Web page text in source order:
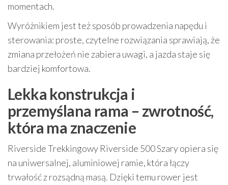
momentach.
Wyróżnikiem jest też sposób prowadzenia napędu i
sterowania: proste, czytelne rozwiązania sprawiają, że
zmiana przełożeń nie zabiera uwagi, a jazda staje się
bardziej komfortowa.
Lekka konstrukcja i
przemyślana rama – zwrotność,
która ma znaczenie
Riverside Trekkingowy Riverside 500 Szary opiera się
na uniwersalnej, aluminiowej ramie, która łączy
trwałość z rozsądną masą. Dzięki temu rower jest